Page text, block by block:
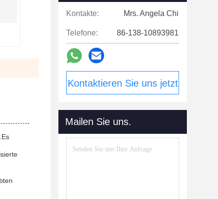
Kontakte: Mrs. Angela Chi
Telefone: 86-138-10893981
Kontaktieren Sie uns jetzt
Mailen Sie uns.